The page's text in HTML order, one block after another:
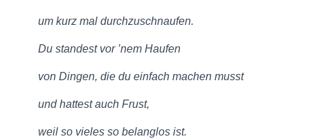
um kurz mal durchzuschnaufen.
Du standest vor ’nem Haufen
von Dingen, die du einfach machen musst
und hattest auch Frust,
weil so vieles so belanglos ist.